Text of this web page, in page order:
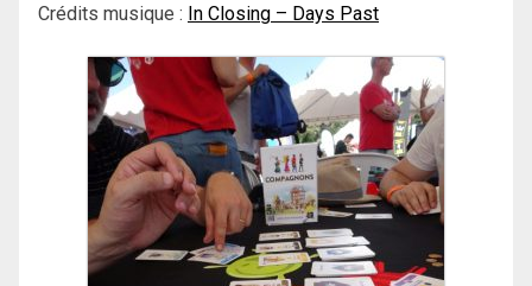
Crédits musique : In Closing – Days Past